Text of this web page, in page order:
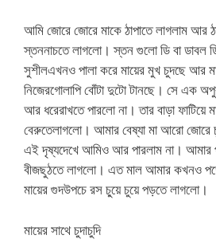
আমি জোরে জোরে মাকে ঠাপাতে লাগলাম আর
স্তননাচতে লাগলো। স্তন গুলো ডি বা ডাবল
সুশীলএখনও পালা করে মায়ের মুখ চুদছে আর
নিজেরগোলাপি বোঁটা দুটো টানছে। সে এক
আর ধরেরাখতে পারলো না। তার বাড়া ফাটিয়ে
বেরুতেলাগলো। আমার বেষ্যা মা আরো জোরে
এই দৃষ্যদেখে আমিও আর পারলাম না। আমার
বীজছুঠতে লাগলো। এত মাল আমার কখনও
মায়ের গুদউপচে রস চু্য়ে চুয়ে পড়তে লাগলো।
মায়ের সাথে চুদাচুদি